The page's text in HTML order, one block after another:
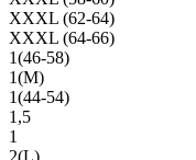
XXXL (62-64)
XXXL (64-66)
1(46-58)
1(М)
1(44-54)
1,5
1
2(L)